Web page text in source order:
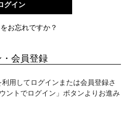
グイン
お忘れですか？
会員登録
用してログインまたは会員登録さ
ントでログイン」ボタンよりお進み